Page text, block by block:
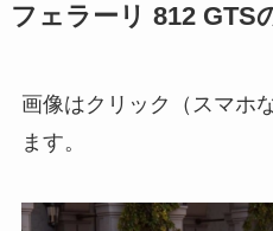
フェラーリ 812 GTS
画像はクリック（スマホ
ます。